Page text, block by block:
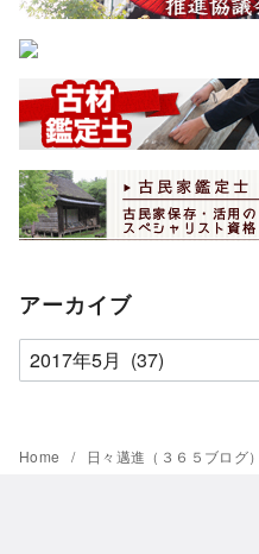
アーカイブ
ア
ー
イ
Home 日々邁進（３６５ブログ）